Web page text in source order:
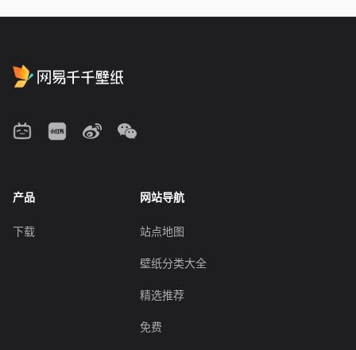
产品
下载
网站导航
站点地图
壁纸分类大全
精选推荐
免费